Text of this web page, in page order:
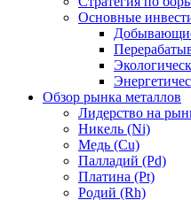
Основные
Обзор рынка металлов
Лидерство на
Никель (Ni)
Медь (Cu)
Палладий (Pd)
Платина (Pt)
Родий (Rh)